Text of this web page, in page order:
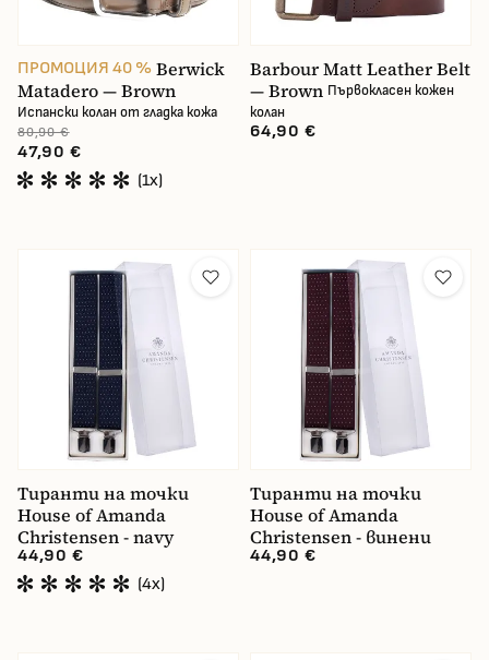
ПРОМОЦИЯ 40 % Berwick
Matadero — Brown
Испански колан от гладка кожа
80,90 €
47,90 €
(1x)
Barbour Matt Leather Belt
— Brown Първокласен кожен
колан
64,90 €
Тиранти на точки
House of Amanda
Christensen - navy
44,90 €
(4x)
Тиранти на точки
House of Amanda
Christensen - винени
44,90 €